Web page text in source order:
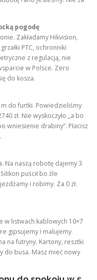
pogodę
Zakładamy Hikvision,
PTC, ochronniki
z regulacją, nie
w Polsce. Zero
do kosza.
do furtki. Powiedzieliśmy
zł. Nie wyskoczyło „a bo
wniesienie drabiny”. Płacisz
Na naszą robotę dajemy 3
puścił bo źle
i robimy. Za 0 zł.
w listwach kablowych 10×7
gipsujemy i malujemy
na futryny. Kartony, resztki
do busa. Masz mieć nowy